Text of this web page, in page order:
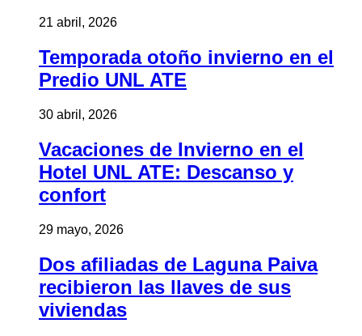
21 abril, 2026
Temporada otoño invierno en el
Predio UNL ATE
30 abril, 2026
Vacaciones de Invierno en el
Hotel UNL ATE: Descanso y
confort
29 mayo, 2026
Dos afiliadas de Laguna Paiva
recibieron las llaves de sus
viviendas